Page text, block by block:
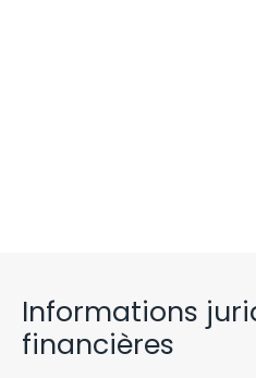
Informations
financières